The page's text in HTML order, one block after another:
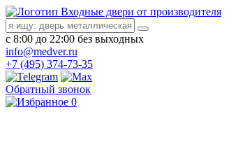
Входные двери от производителя
с 8:00 до 22:00 без выходных
info@medver.ru
+7 (495) 374-73-35
Обратный звонок
0